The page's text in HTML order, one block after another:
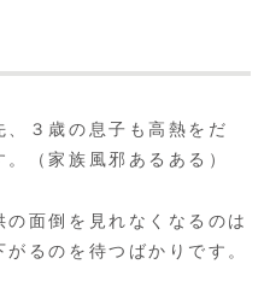
、３歳の息子も高熱をだ
（家族風邪あるある）
面倒を見れなくなるのは
るのを待つばかりです。